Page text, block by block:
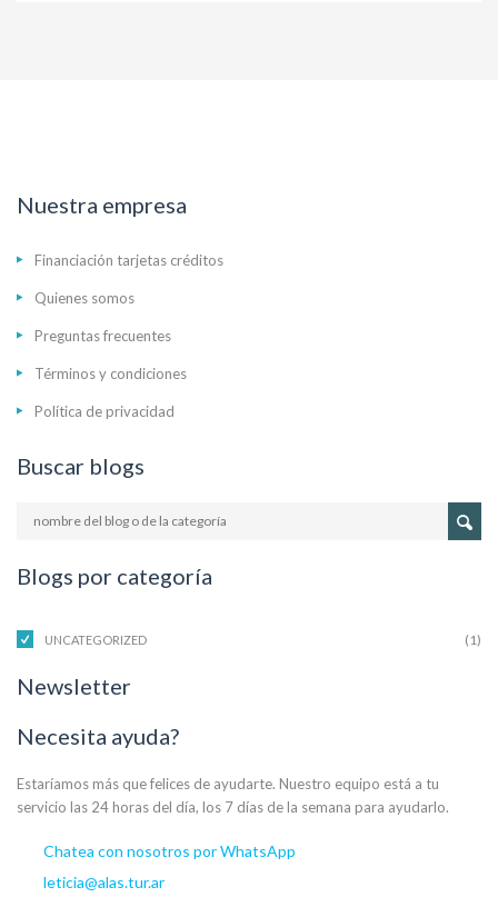
Nuestra empresa
Financiación tarjetas créditos
Quienes somos
Preguntas frecuentes
Términos y condiciones
Política de privacidad
Buscar blogs
Blogs por categoría
UNCATEGORIZED (1)
Newsletter
Necesita ayuda?
Estaríamos más que felices de ayudarte. Nuestro equipo está a tu
servicio las 24 horas del día, los 7 días de la semana para ayudarlo.
Chatea con nosotros por WhatsApp
leticia@alas.tur.ar